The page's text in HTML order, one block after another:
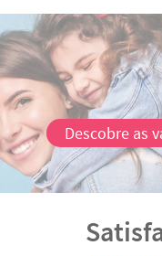
Descobre as